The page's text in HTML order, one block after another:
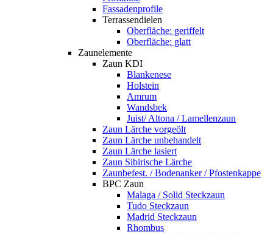
Fassadenprofile
Terrassendielen
Oberfläche: geriffelt
Oberfläche: glatt
Zaunelemente
Zaun KDI
Blankenese
Holstein
Amrum
Wandsbek
Juist/ Altona / Lamellenzaun
Zaun Lärche vorgeölt
Zaun Lärche unbehandelt
Zaun Lärche lasiert
Zaun Sibirische Lärche
Zaunbefest. / Bodenanker / Pfostenkappe
BPC Zaun
Malaga / Solid Steckzaun
Tudo Steckzaun
Madrid Steckzaun
Rhombus